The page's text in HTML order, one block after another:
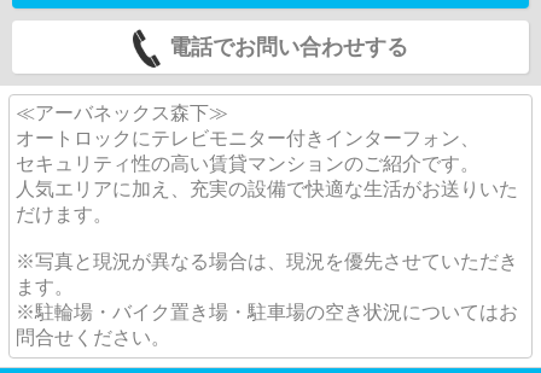
電話でお問い合わせする
≪アーバネックス森下≫
オートロックにテレビモニター付きインターフォン、
セキュリティ性の高い賃貸マンションのご紹介です。
人気エリアに加え、充実の設備で快適な生活がお送りいた
だけます。
※写真と現況が異なる場合は、現況を優先させていただき
ます。
※駐輪場・バイク置き場・駐車場の空き状況についてはお
問合せください。